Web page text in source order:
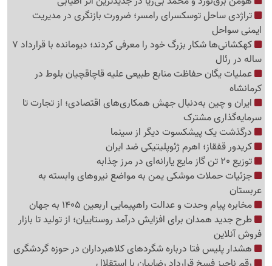
تراژدی ساحل توسکسرای رامسر؛ ضرورت بازنگری در مدیریت
ایمنی سواحل
کهکشانی‌ها شکار بزرگ خود را معرفی کردند؛ دیومانده با قرارداد 7
ساله در رئال
عملیات یگان حفاظت منابع طبیعی علیه قاچاقچیان بلوط در
کرمانشاه
ایران و چین به‌دنبال جهش همکاری‌های اقتصادی؛ از تجارت تا
سرمایه‌گذاری مشترک
درگذشت یک پیشکسوت دیگر از سینما
کریدور قفقاز؛ اهرم ژئوپلیتیکی ضد ایران
توزیع 20 تن گاز مایع یارانه‌ای در مرز چذابه
جزئیات حملات موشکی یمن به مواضع نیروهای وابسته به
عربستان
مخابره پیام وحدت و عدالت راهپیمایی اربعین 1405 به جهان
طرح جدید همدان برای افزایش درآمد روستاییان؛ از تولید تا بازار
فروش آنلاین
هشدار پلیس فتا درباره شگردهای کلاهبرداران در حوزه گردشگری